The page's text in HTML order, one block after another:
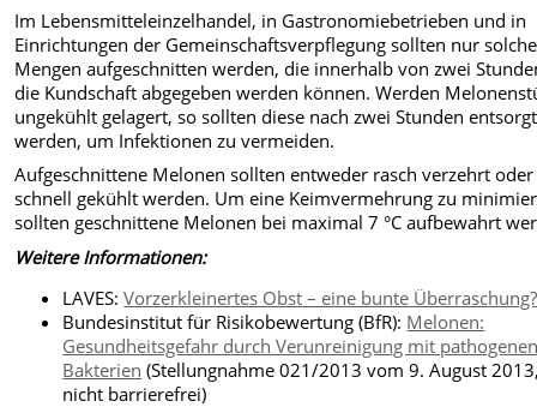
Im Lebensmitteleinzelhandel, in Gastronomiebetrieben und in
Einrichtungen der Gemeinschaftsverpflegung sollten nur solche
Mengen aufgeschnitten werden, die innerhalb von zwei
die Kundschaft abgegeben werden können. Werden
ungekühlt gelagert, so sollten diese nach zwei Stunden entsorgt
werden, um Infektionen zu vermeiden.
Aufgeschnittene Melonen sollten entweder rasch verzehrt oder
schnell gekühlt werden. Um eine Keimvermehrung zu
sollten geschnittene Melonen bei maximal 7 °C aufbewahrt
Weitere Informationen:
LAVES:Vorzerkleinertes Obst – eine bunte Überraschung?
Bundesinstitut für Risikobewertung (BfR): Melonen:
Gesundheitsgefahr durch Verunreinigung mit
Bakterien (Stellungnahme 021/2013 vom 9. August
nicht barrierefrei)